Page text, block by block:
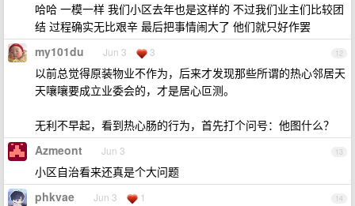
哈哈 一模一样 我们小区去年也是这样的 不过我们业主们比较团
结 过程确实无比艰辛 最后把事情闹大了 他们就只好作罢
12
my101du Jun 3 3
以前总觉得原装物业不作为，后来才发现那些所谓的热心邻居天
天嚷嚷要成立业委会的，才是居心叵测。
无利不早起，看到热心肠的行为，首先打个问号：他图什么？
13
Azmeont Jun 3
小区自治看来还真是个大问题
14
phkvae Jun 3 1